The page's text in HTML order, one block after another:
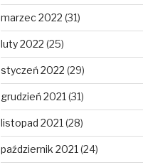
marzec 2022 (31)
luty 2022 (25)
styczeń 2022 (29)
grudzień 2021 (31)
listopad 2021 (28)
październik 2021 (24)